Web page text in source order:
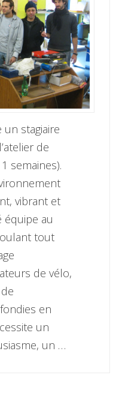
stagiaire
de
semaines).
vibrant et
équipe au
tout
de vélo,
en
un
un …